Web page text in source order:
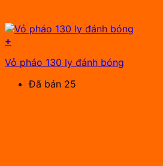
+
Vỏ pháo 130 ly đánh bóng
Đã bán 25